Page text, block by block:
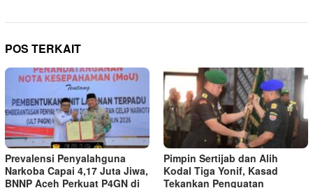
POS TERKAIT
Prevalensi Penyalahguna
Narkoba Capai 4,17 Juta Jiwa,
BNNP Aceh Perkuat P4GN di
Pimpin Sertijab dan Alih
Kodal Tiga Yonif, Kasad
Tekankan Penguatan